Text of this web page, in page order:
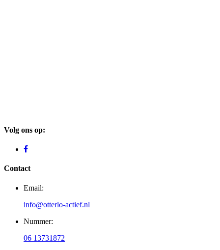
Volg ons op:
Contact
Email:
info@otterlo-actief.nl
Nummer:
06 13731872